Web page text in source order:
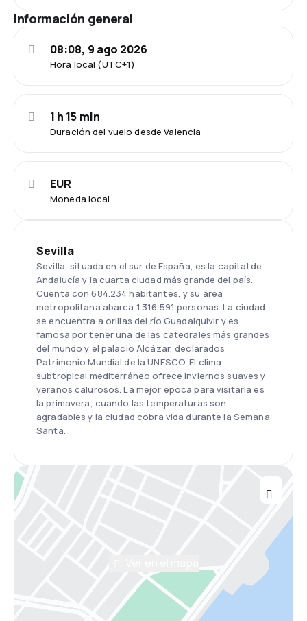
Información general
Hora local (UTC+1)
08:08, 9 ago 2026
Duración del vuelo desde Valencia
1 h 15 min
Moneda local
EUR
Sevilla
Sevilla, situada en el sur de España, es la capital de
Andalucía y la cuarta ciudad más grande del país.
Cuenta con 684.234 habitantes, y su área
metropolitana abarca 1.316.591 personas. La ciudad
se encuentra a orillas del río Guadalquivir y es
famosa por tener una de las catedrales más grandes
del mundo y el palacio Alcázar, declarados
Patrimonio Mundial de la UNESCO. El clima
subtropical mediterráneo ofrece inviernos suaves y
veranos calurosos. La mejor época para visitarla es
la primavera, cuando las temperaturas son
agradables y la ciudad cobra vida durante la Semana
Santa.